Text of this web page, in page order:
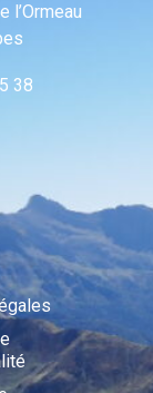
l’Ormeau
38